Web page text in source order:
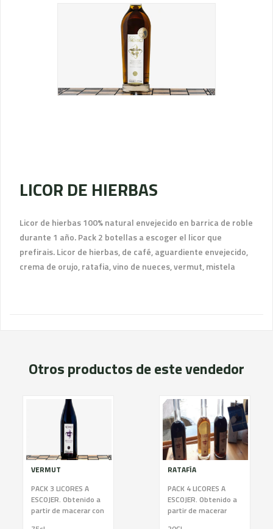
LICOR DE HIERBAS
Licor de hierbas 100% natural envejecido en barrica de roble
durante 1 año. Pack 2 botellas a escoger el licor que
prefirais. Licor de hierbas, de café, aguardiente envejecido,
crema de orujo, ratafia, vino de nueces, vermut, mistela
Otros productos de este vendedor
VERMUT
PACK 3 LICORES A
ESCOJER. Obtenido a
partir de macerar con
RATAFÍA
PACK 4 LICORES A
ESCOJER. Obtenido a
partir de macerar